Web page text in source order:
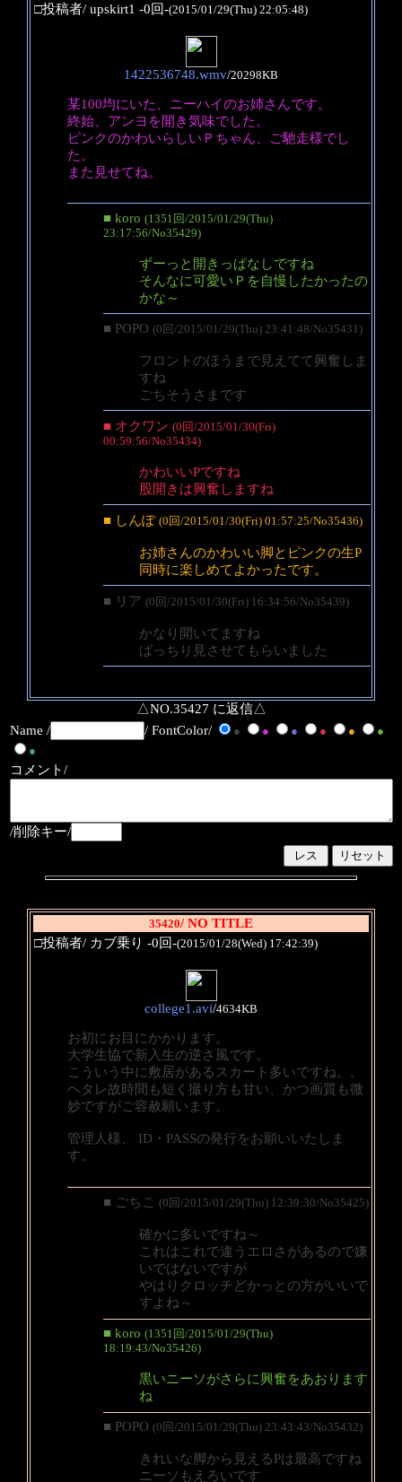
□投稿者/ upskirt1 -0回-(2015/01/29(Thu) 22:05:48)
1422536748.wmv/20298KB
某100均にいた、ニーハイのお姉さんです。
終始、アンヨを開き気味でした。
ピンクのかわいらしいＰちゃん、ご馳走様でし
た。
また見せてね。
■ koro (1351回/2015/01/29(Thu)
23:17:56/No35429)
ずーっと開きっぱなしですね
そんなに可愛いＰを自慢したかったの
かな～
■ POPO (0回/2015/01/29(Thu) 23:41:48/No35431)
フロントのほうまで見えてて興奮しま
すね
ごちそうさまです
■ オクワン (0回/2015/01/30(Fri)
00:59:56/No35434)
かわいいPですね
股開きは興奮しますね
■ しんぽ (0回/2015/01/30(Fri) 01:57:25/No35436)
お姉さんのかわいい脚とピンクの生P
同時に楽しめてよかったです。
■ リア (0回/2015/01/30(Fri) 16:34:56/No35439)
かなり開いてますね
ばっちり見させてもらいました
△NO.35427 に返信△
Name /
/ FontColor/ ● ● ● ● ●
●
●
コメント/
/削除キー/
35420/ NO TITLE
□投稿者/ カブ乗り -0回-(2015/01/28(Wed) 17:42:39)
college1.avi/4634KB
お初にお目にかかります。
大学生協で新入生の逆さ風です。
こういう中に敷居があるスカート多いですね。。
ヘタレ故時間も短く撮り方も甘い、かつ画質も微
妙ですがご容赦願います。
管理人様、 ID・PASSの発行をお願いいたしま
す。
■ ごちこ (0回/2015/01/29(Thu) 12:39:30/No35425)
確かに多いですね～
これはこれで違うエロさがあるので嫌
いではないですが
やはりクロッチどかっとの方がいいで
すよね～
■ koro (1351回/2015/01/29(Thu)
18:19:43/No35426)
黒いニーソがさらに興奮をあおります
ね
■ POPO (0回/2015/01/29(Thu) 23:43:43/No35432)
きれいな脚から見えるPは最高ですね
ニーソもえろいです